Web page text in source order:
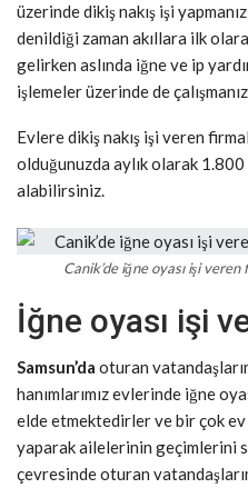
üzerinde dikiş nakış işi
denildiği zaman akıllara ilk
gelirken aslında iğne ve ip
işlemeler üzerinde de
Evlere dikiş nakış işi veren
olduğunuzda aylık olarak
alabilirsiniz.
Canik’de iğne oyası işi
İğne oyası işi
Samsun’da oturan
hanımlarımız evlerinde iğne
elde etmektedirler ve bir çok ev
yaparak ailelerinin geçimlerini
çevresinde oturan